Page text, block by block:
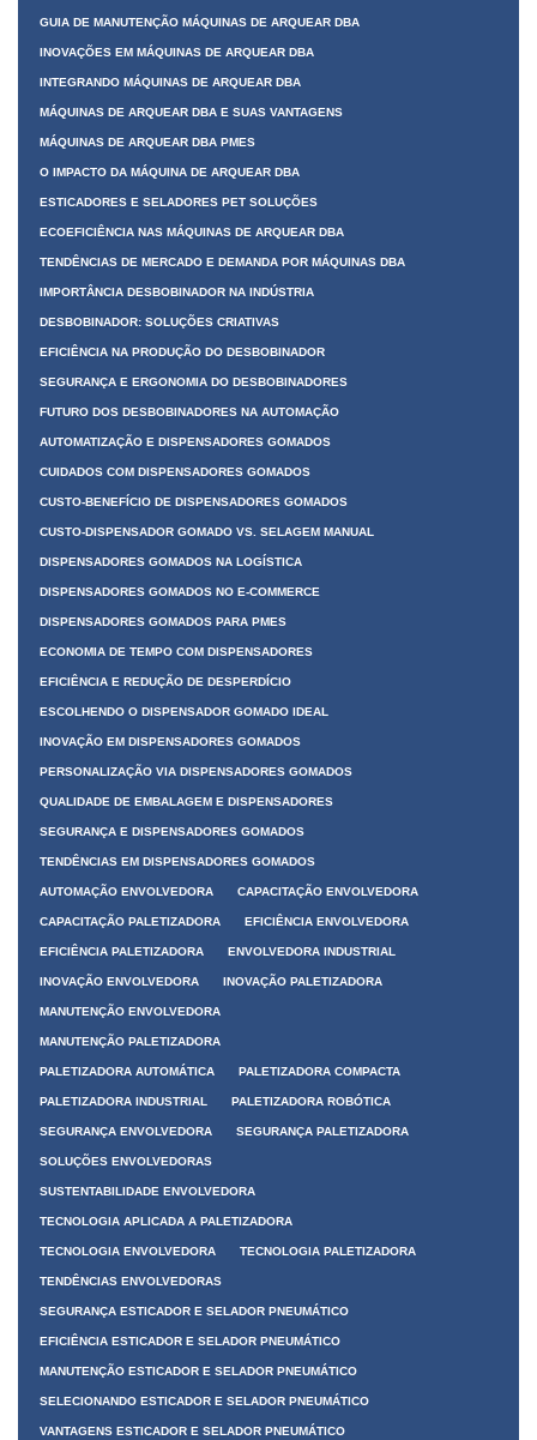
GUIA DE MANUTENÇÃO MÁQUINAS DE ARQUEAR DBA
INOVAÇÕES EM MÁQUINAS DE ARQUEAR DBA
INTEGRANDO MÁQUINAS DE ARQUEAR DBA
MÁQUINAS DE ARQUEAR DBA E SUAS VANTAGENS
MÁQUINAS DE ARQUEAR DBA PMES
O IMPACTO DA MÁQUINA DE ARQUEAR DBA
ESTICADORES E SELADORES PET SOLUÇÕES
ECOEFICIÊNCIA NAS MÁQUINAS DE ARQUEAR DBA
TENDÊNCIAS DE MERCADO E DEMANDA POR MÁQUINAS DBA
IMPORTÂNCIA DESBOBINADOR NA INDÚSTRIA
DESBOBINADOR: SOLUÇÕES CRIATIVAS
EFICIÊNCIA NA PRODUÇÃO DO DESBOBINADOR
SEGURANÇA E ERGONOMIA DO DESBOBINADORES
FUTURO DOS DESBOBINADORES NA AUTOMAÇÃO
AUTOMATIZAÇÃO E DISPENSADORES GOMADOS
CUIDADOS COM DISPENSADORES GOMADOS
CUSTO-BENEFÍCIO DE DISPENSADORES GOMADOS
CUSTO-DISPENSADOR GOMADO VS. SELAGEM MANUAL
DISPENSADORES GOMADOS NA LOGÍSTICA
DISPENSADORES GOMADOS NO E-COMMERCE
DISPENSADORES GOMADOS PARA PMES
ECONOMIA DE TEMPO COM DISPENSADORES
EFICIÊNCIA E REDUÇÃO DE DESPERDÍCIO
ESCOLHENDO O DISPENSADOR GOMADO IDEAL
INOVAÇÃO EM DISPENSADORES GOMADOS
PERSONALIZAÇÃO VIA DISPENSADORES GOMADOS
QUALIDADE DE EMBALAGEM E DISPENSADORES
SEGURANÇA E DISPENSADORES GOMADOS
TENDÊNCIAS EM DISPENSADORES GOMADOS
AUTOMAÇÃO ENVOLVEDORA CAPACITAÇÃO ENVOLVEDORA
CAPACITAÇÃO PALETIZADORA EFICIÊNCIA ENVOLVEDORA
EFICIÊNCIA PALETIZADORA ENVOLVEDORA INDUSTRIAL
INOVAÇÃO ENVOLVEDORA INOVAÇÃO PALETIZADORA
MANUTENÇÃO ENVOLVEDORA
MANUTENÇÃO PALETIZADORA
PALETIZADORA AUTOMÁTICA PALETIZADORA COMPACTA
PALETIZADORA INDUSTRIAL PALETIZADORA ROBÓTICA
SEGURANÇA ENVOLVEDORA SEGURANÇA PALETIZADORA
SOLUÇÕES ENVOLVEDORAS
SUSTENTABILIDADE ENVOLVEDORA
TECNOLOGIA APLICADA A PALETIZADORA
TECNOLOGIA ENVOLVEDORA TECNOLOGIA PALETIZADORA
TENDÊNCIAS ENVOLVEDORAS
SEGURANÇA ESTICADOR E SELADOR PNEUMÁTICO
EFICIÊNCIA ESTICADOR E SELADOR PNEUMÁTICO
MANUTENÇÃO ESTICADOR E SELADOR PNEUMÁTICO
SELECIONANDO ESTICADOR E SELADOR PNEUMÁTICO
VANTAGENS ESTICADOR E SELADOR PNEUMÁTICO